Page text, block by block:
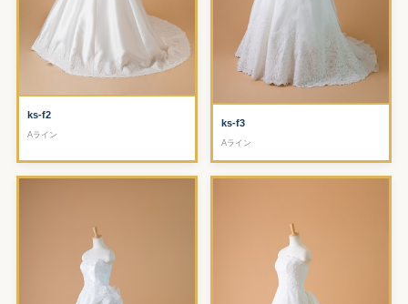
ks-f2
Aライン
ks-f3
Aライン